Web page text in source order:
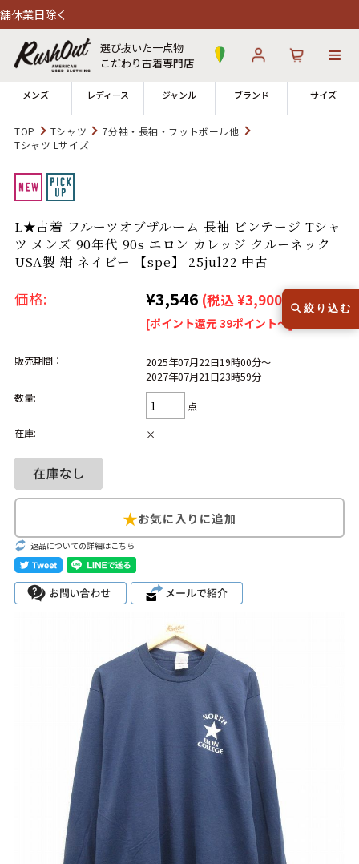
除く
選び抜いた一点物
こだわり古着専門店
メンズ レディース ジャンル ブランド サイズ
ログイン
全国7店舗・公式通販の比較
発送について 12時までのご注文で当日出荷！
今週のHOTワード（7/29〜8/4）
映画
5 ラルフローレン
ブランドから探す
ラルフ ローレン
チャンピオン
パタゴニア
アディダス ナイキ
リーバイス ラッセル・アスレ
チック
タ行
ラ行
TOP Tシャツ
7分袖・長袖・フットボール他
Tシャツ Lサイズ
L★古着 フルーツオブザルーム 長袖 ビンテージ Tシャ
ツ メンズ 90年代 90s エロン カレッジ クルーネック
USA製 紺 ネイビー 【spe】 25jul22 中古
価格: ¥3,546 (税込 ¥3,900)
[ポイント還元 39ポイント～]
販売期間：
2025年07月22日19時00分～
2027年07月21日23時59分
数量:
点
在庫:
×
返品についての詳細はこちら
絞り込む